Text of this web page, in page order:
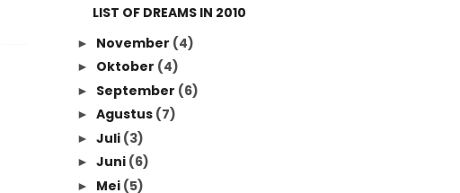
LIST OF DREAMS IN 2010
► November (4)
► Oktober (4)
► September (6)
► Agustus (7)
► Juli (3)
► Juni (6)
► Mei (5)